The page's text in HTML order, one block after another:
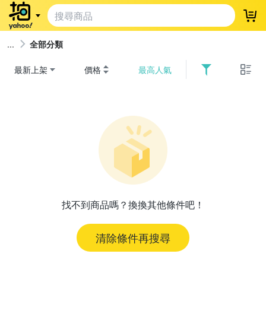
登
全部分類
最新上架 價格 最高人氣
找不到商品嗎？換換其他條件吧！
清除條件再搜尋